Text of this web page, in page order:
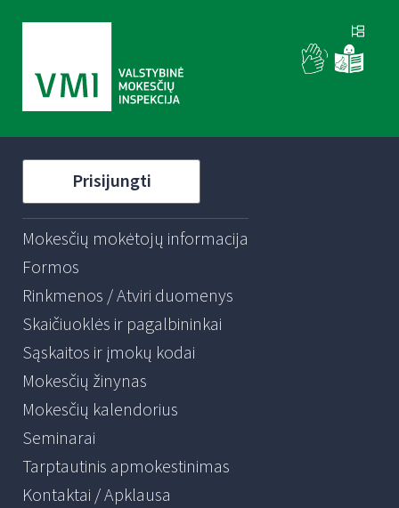
Prisijungti
Mokesčių mokėtojų informacija
Formos
Rinkmenos / Atviri duomenys
Skaičiuoklės ir pagalbininkai
Sąskaitos ir įmokų kodai
Mokesčių žinynas
Mokesčių kalendorius
Seminarai
Tarptautinis apmokestinimas
Kontaktai / Apklausa